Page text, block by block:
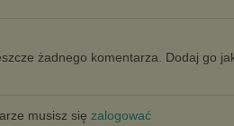
żadnego komentarza. Dodaj go
musisz się zalogować